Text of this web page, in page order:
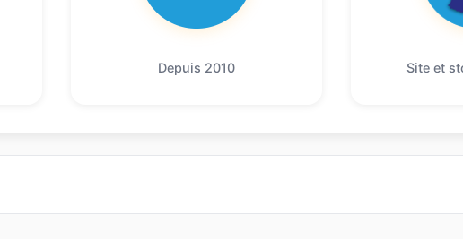
Depuis 2010 Site et